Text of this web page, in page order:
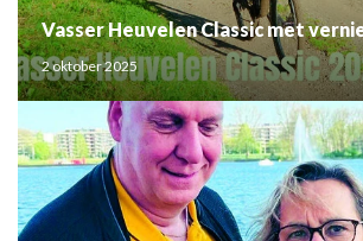
Vasser
2 oktober 2025